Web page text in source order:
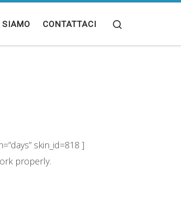
SIAMO CONTATTACI
skin_id=818 ]
properly.